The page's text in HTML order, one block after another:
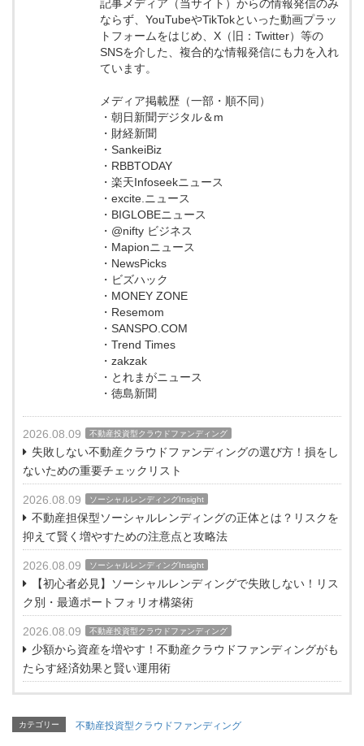
記事メディア（当サイト）からの情報発信のみ
ならず、YouTubeやTikTokといった動画プラッ
トフォームをはじめ、X（旧：Twitter）等の
SNSを介した、複合的な情報発信にも力を入れ
ています。
メディア掲載歴（一部・順不同）
・朝日新聞デジタル＆m
・財経新聞
・SankeiBiz
・RBBTODAY
・楽天Infoseekニュース
・excite.ニュース
・BIGLOBEニュース
・@nifty ビジネス
・Mapionニュース
・NewsPicks
・ビズハック
・MONEY ZONE
・Resemom
・SANSPO.COM
・Trend Times
・zakzak
・とれまがニュース
・徳島新聞
2026.08.09 不動産投資型クラウドファンディング
失敗しない不動産クラウドファンディングの選び方！損をし
ないための重要チェックリスト
2026.08.09 ソーシャルレンディングInsight
不動産担保型ソーシャルレンディングの正体とは？リスクを
抑えて賢く増やすための注意点と攻略法
2026.08.09 ソーシャルレンディングInsight
【初心者必見】ソーシャルレンディングで失敗しない！リス
ク別・最適ポートフォリオ構築術
2026.08.09 不動産投資型クラウドファンディング
少額から資産を増やす！不動産クラウドファンディングがも
たらす経済効果と賢い運用術
カテゴリー 不動産投資型クラウドファンディング